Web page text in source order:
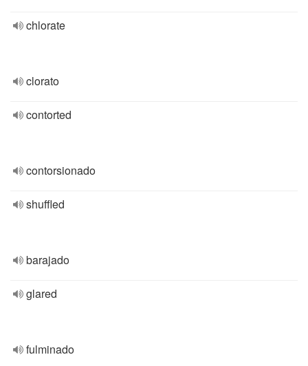
chlorate
clorato
contorted
contorsionado
shuffled
barajado
glared
fulminado